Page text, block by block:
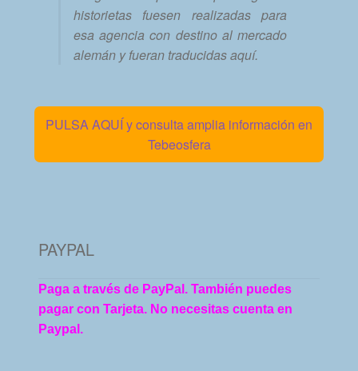
historietas fuesen realizadas para
esa agencia con destino al mercado
alemán y fueran traducidas aquí.
PULSA AQUÍ y consulta amplia información en
Tebeosfera
PAYPAL
Paga a través de PayPal. También puedes
pagar con Tarjeta. No necesitas cuenta en
Paypal.